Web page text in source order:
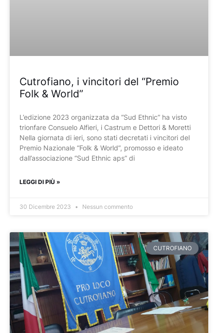
Cutrofiano, i vincitori del “Premio
Folk & World”
L’edizione 2023 organizzata da “Sud Ethnic” ha visto
trionfare Consuelo Alfieri, i Castrum e Dettori & Moretti
Nella giornata di ieri, sono stati decretati i vincitori del
Premio Nazionale “Folk & World”, promosso e ideato
dall’associazione “Sud Ethnic aps” di
LEGGI DI PIÙ »
30 Dicembre 2023 Nessun commento
CUTROFIANO